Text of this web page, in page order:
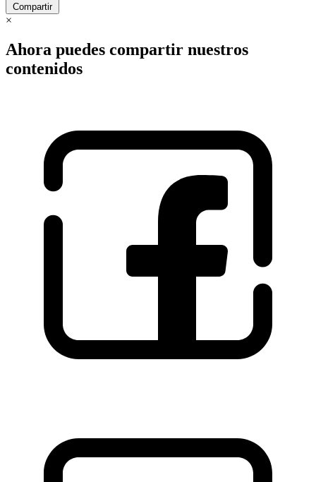
Compartir
×
Ahora puedes compartir nuestros
contenidos